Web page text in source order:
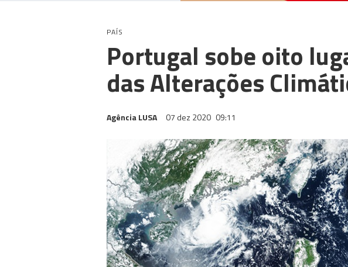
PAÍS
Portugal sobe oito
das Alterações
Agência LUSA 07 dez 2020 09:11